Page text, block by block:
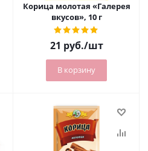
Корица молотая «Галерея
вкусов», 10 г
21 руб./шт
В корзину